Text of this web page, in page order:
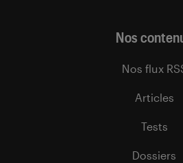
Nos
Nos flux
Articles
Tests
Dossiers